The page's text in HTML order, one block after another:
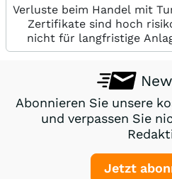
Verluste beim Handel mit
Zertifikate sind hoch
nicht für langfristige
Abonnieren Sie unsere
und verpassen Sie
Jetzt